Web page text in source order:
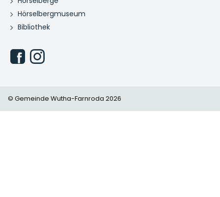
Hörselbergmuseum
Bibliothek
© Gemeinde Wutha-Farnroda 2026